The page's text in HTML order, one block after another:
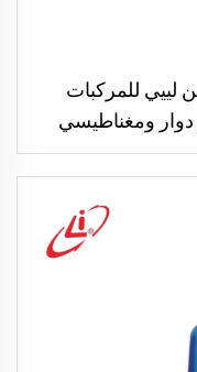
لييي للمركبات
دوار ومغناطيسي